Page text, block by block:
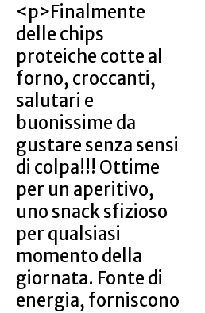
<p>Finalmente
delle chips
proteiche cotte al
forno, croccanti,
salutari e
buonissime da
gustare senza sensi
di colpa!!! Ottime
per un aperitivo,
uno snack sfizioso
per qualsiasi
momento della
giornata. Fonte di
energia, forniscono
un alto contenuto
proteico vegetale,
ideale per chi
pratica
attivit&agrave;
sportiva e per chi
segue una dieta a
basso contenuto di
carboidrati. Una
ricetta velocissima
da eseguire e dal
gusto
inconfondibile.